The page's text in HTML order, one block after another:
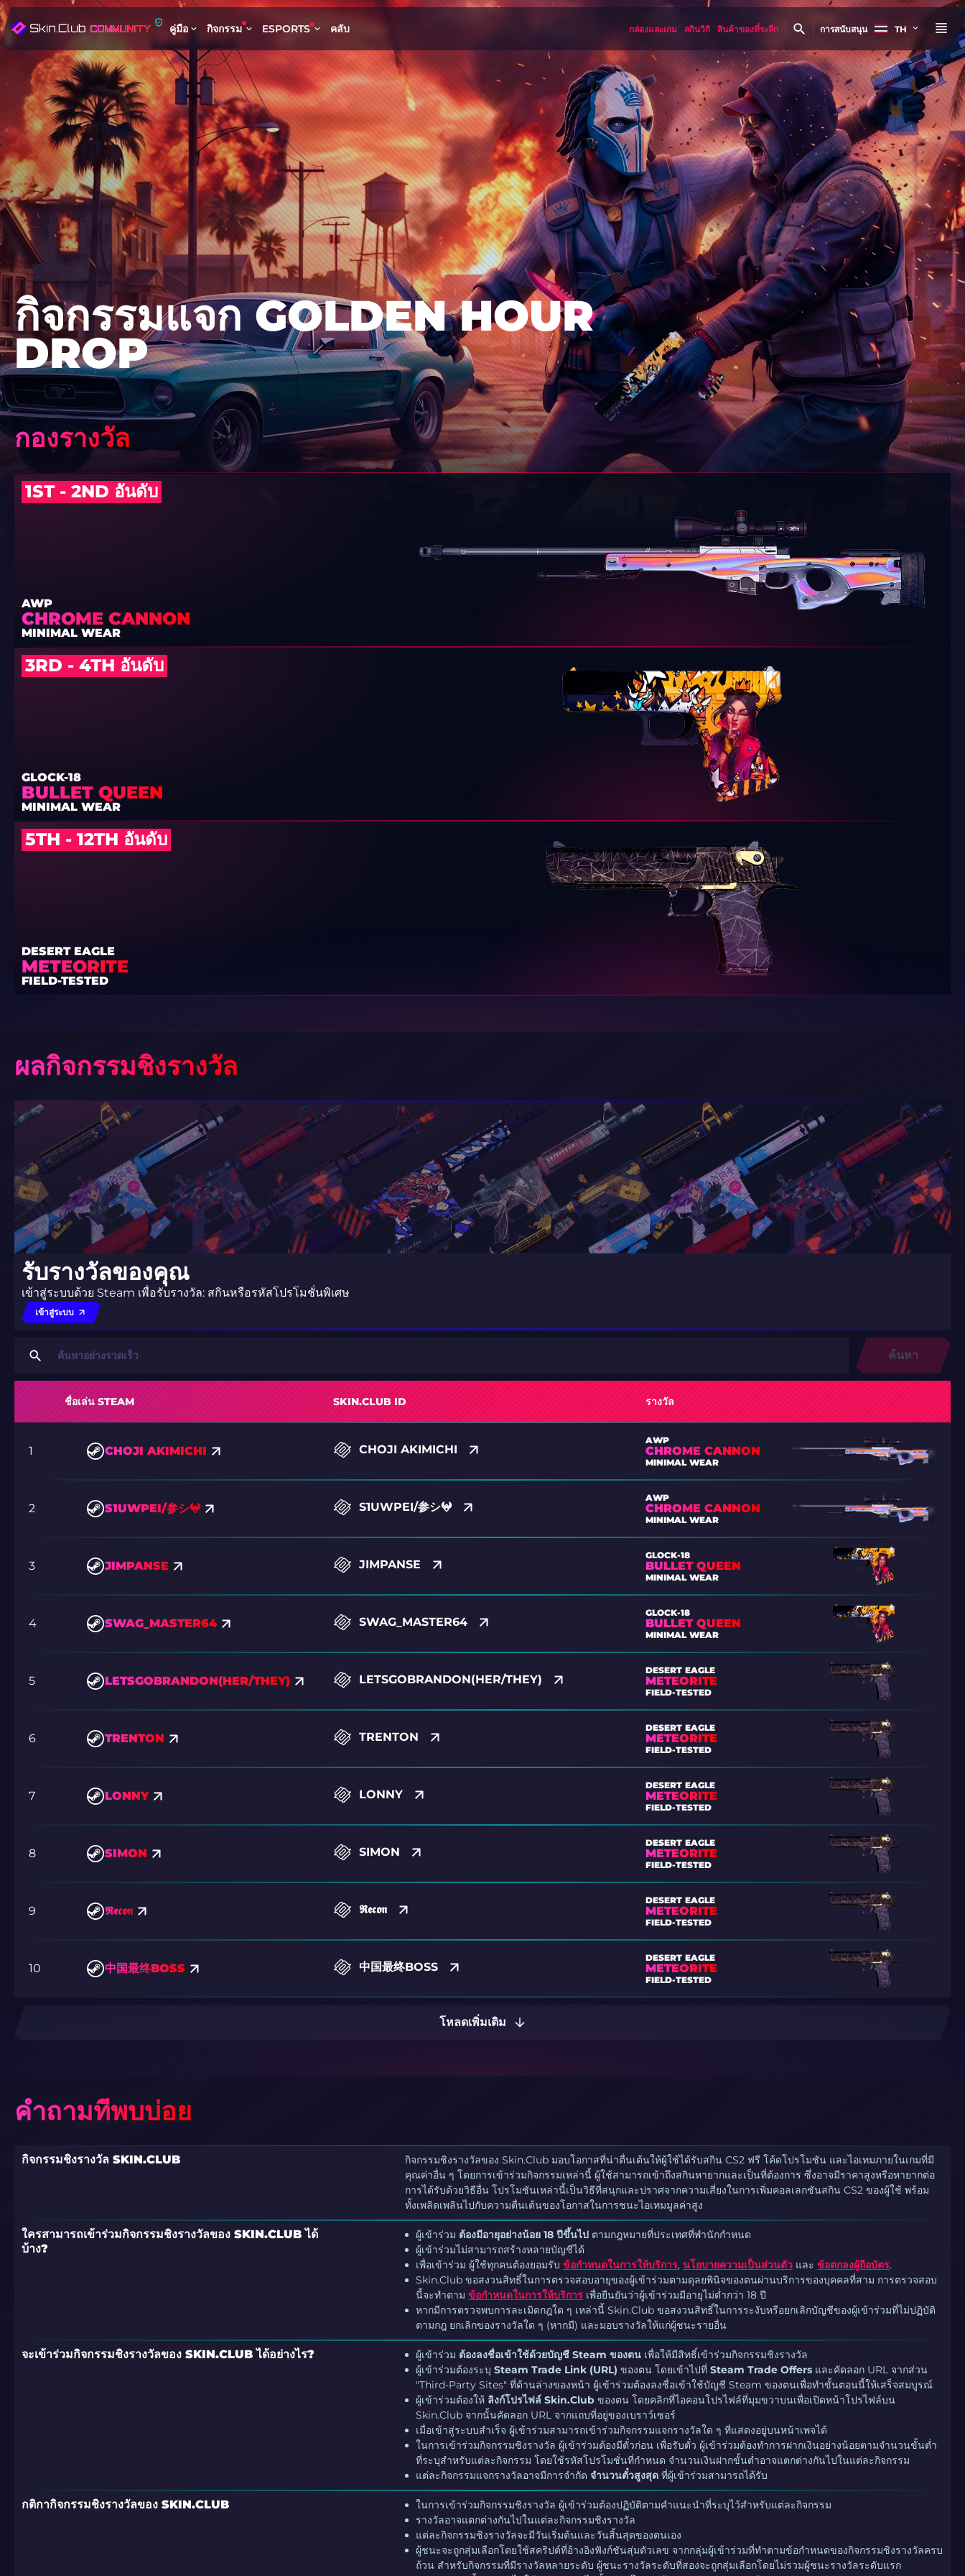
คู่มือ กิจกรรม ESPORTS คลับ กล่องและเกม สกินวิกิ สินค้าของที่ระลึก การสนับสนุน TH
กิจกรรมแจก GOLDEN HOUR
DROP
กองรางวัล
1ST - 2ND อันดับ
AWP
CHROME CANNON
MINIMAL WEAR
3RD - 4TH อันดับ
GLOCK-18
BULLET QUEEN
MINIMAL WEAR
5TH - 12TH อันดับ
DESERT EAGLE
METEORITE
FIELD-TESTED
ผลกิจกรรมชิงรางวัล
รับรางวัลของคุณ
เข้าสู่ระบบด้วย Steam เพื่อรับรางวัล: สกินหรือรหัสโปรโมชั่นพิเศษ
เข้าสู่ระบบ
ค้นหา
ชื่อเล่น STEAM SKIN.CLUB ID รางวัล
1 CHOJI AKIMICHI CHOJI AKIMICHI
AWP
CHROME CANNON
MINIMAL WEAR
2 S1UWPEI/参シ︎𖤍 S1UWPEI/参シ︎𖤍
AWP
CHROME CANNON
MINIMAL WEAR
3 JIMPANSE JIMPANSE
GLOCK-18
BULLET QUEEN
MINIMAL WEAR
4 SWAG_MASTER64 SWAG_MASTER64
GLOCK-18
BULLET QUEEN
MINIMAL WEAR
5 LETSGOBRANDON(HER/THEY) LETSGOBRANDON(HER/THEY)
DESERT EAGLE
METEORITE
FIELD-TESTED
6 TRENTON TRENTON
DESERT EAGLE
METEORITE
FIELD-TESTED
7 LONNY LONNY
DESERT EAGLE
METEORITE
FIELD-TESTED
8 SIMON SIMON
DESERT EAGLE
METEORITE
FIELD-TESTED
9 𝕽𝖊𝖈𝖔𝖓 𝕽𝖊𝖈𝖔𝖓
DESERT EAGLE
METEORITE
FIELD-TESTED
10 中国最终BOSS 中国最终BOSS
DESERT EAGLE
METEORITE
FIELD-TESTED
โหลดเพิ่มเติม
คำถามที่พบบ่อย
กิจกรรมชิงรางวัล SKIN.CLUB
กิจกรรมชิงรางวัลของ Skin.Club มอบโอกาสที่น่าตื่นเต้นให้ผู้ใช้ได้รับสกิน CS2 ฟรี โค้ดโปรโมชัน และไอเทมภายในเกมที่มี
คุณค่าอื่น ๆ โดยการเข้าร่วมกิจกรรมเหล่านี้ ผู้ใช้สามารถเข้าถึงสกินหายากและเป็นที่ต้องการ ซึ่งอาจมีราคาสูงหรือหายากต่อ
การได้รับด้วยวิธีอื่น โปรโมชันเหล่านี้เป็นวิธีที่สนุกและปราศจากความเสี่ยงในการเพิ่มคอลเลกชันสกิน CS2 ของผู้ใช้ พร้อม
ทั้งเพลิดเพลินไปกับความตื่นเต้นของโอกาสในการชนะไอเทมมูลค่าสูง
ใครสามารถเข้าร่วมกิจกรรมชิงรางวัลของ SKIN.CLUB ได้
บ้าง?
ผู้เข้าร่วม ต้องมีอายุอย่างน้อย 18 ปีขึ้นไป ตามกฎหมายที่ประเทศที่พำนักกำหนด
ผู้เข้าร่วมไม่สามารถสร้างหลายบัญชีได้
เพื่อเข้าร่วม ผู้ใช้ทุกคนต้องยอมรับข้อกำหนดในการให้บริการ,นโยบายความเป็นส่วนตัว และข้อตกลงผู้ถือบัตร.
Skin.Club ขอสงวนสิทธิ์ในการตรวจสอบอายุของผู้เข้าร่วมตามดุลยพินิจของตนผ่านบริการของบุคคลที่สาม การตรวจสอบ
นี้จะทำตามข้อกำหนดในการให้บริการ เพื่อยืนยันว่าผู้เข้าร่วมมีอายุไม่ต่ำกว่า 18 ปี
หากมีการตรวจพบการละเมิดกฎใด ๆ เหล่านี้ Skin.Club ขอสงวนสิทธิ์ในการระงับหรือยกเลิกบัญชีของผู้เข้าร่วมที่ไม่ปฏิบัติ
ตามกฎ ยกเลิกของรางวัลใด ๆ (หากมี) และมอบรางวัลให้แก่ผู้ชนะรายอื่น
จะเข้าร่วมกิจกรรมชิงรางวัลของ SKIN.CLUB ได้อย่างไร? ผู้เข้าร่วม ต้องลงชื่อเข้าใช้ด้วยบัญชี Steam ของตน เพื่อให้มีสิทธิ์เข้าร่วมกิจกรรมชิงรางวัล
ผู้เข้าร่วมต้องระบุSteam Trade Link (URL) ของตน โดยเข้าไปที่Steam Trade Offers และคัดลอก URL จากส่วน
"Third-Party Sites" ที่ด้านล่างของหน้า ผู้เข้าร่วมต้องลงชื่อเข้าใช้บัญชี Steam ของตนเพื่อทำขั้นตอนนี้ให้เสร็จสมบูรณ์
ผู้เข้าร่วมต้องให้ ลิงก์โปรไฟล์ Skin.Club ของตน โดยคลิกที่ไอคอนโปรไฟล์ที่มุมขวาบนเพื่อเปิดหน้าโปรไฟล์บน
Skin.Club จากนั้นคัดลอก URL จากแถบที่อยู่ของเบราว์เซอร์
เมื่อเข้าสู่ระบบสำเร็จ ผู้เข้าร่วมสามารถเข้าร่วมกิจกรรมแจกรางวัลใด ๆ ที่แสดงอยู่บนหน้าเพจได้
ในการเข้าร่วมกิจกรรมชิงรางวัล ผู้เข้าร่วมต้องมีตั๋วก่อน เพื่อรับตั๋ว ผู้เข้าร่วมต้องทำการฝากเงินอย่างน้อยตามจำนวนขั้นต่ำ
ที่ระบุสำหรับแต่ละกิจกรรม โดยใช้รหัสโปรโมชั่นที่กำหนด จำนวนเงินฝากขั้นต่ำอาจแตกต่างกันไปในแต่ละกิจกรรม
แต่ละกิจกรรมแจกรางวัลอาจมีการจำกัดจำนวนตั๋วสูงสุด ที่ผู้เข้าร่วมสามารถได้รับ
กติกากิจกรรมชิงรางวัลของ SKIN.CLUB
ในการเข้าร่วมกิจกรรมชิงรางวัล ผู้เข้าร่วมต้องปฏิบัติตามคำแนะนำที่ระบุไว้สำหรับแต่ละกิจกรรม
รางวัลอาจแตกต่างกันไปในแต่ละกิจกรรมชิงรางวัล
แต่ละกิจกรรมชิงรางวัลจะมีวันเริ่มต้นและวันสิ้นสุดของตนเอง
ผู้ชนะจะถูกสุ่มเลือกโดยใช้สคริปต์ที่อ้างอิงฟังก์ชันสุ่มตัวเลข จากกลุ่มผู้เข้าร่วมที่ทำตามข้อกำหนดของกิจกรรมชิงรางวัลครบ
ถ้วน สำหรับกิจกรรมที่มีรางวัลหลายระดับ ผู้ชนะรางวัลระดับที่สองจะถูกสุ่มเลือกโดยไม่รวมผู้ชนะรางวัลระดับแรก